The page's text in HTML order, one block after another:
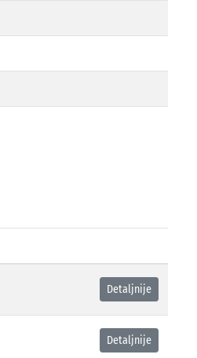
Detaljnije
Detaljnije